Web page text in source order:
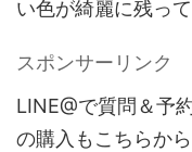
い色が綺麗に残っ
スポンサーリンク
LINE@で質問＆予
の購入もこちらか